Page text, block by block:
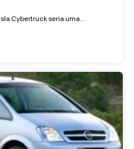
Cybertruck seria uma…